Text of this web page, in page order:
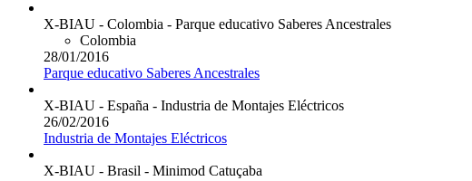
X-BIAU - Colombia - Parque educativo Saberes Ancestrales
Colombia
28/01/2016
Parque educativo Saberes Ancestrales
X-BIAU - España - Industria de Montajes Eléctricos
26/02/2016
Industria de Montajes Eléctricos
X-BIAU - Brasil - Minimod Catuçaba